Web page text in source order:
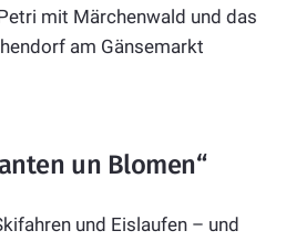
mit Märchenwald und das
am Gänsemarkt
un Blomen“
und Eislaufen – und